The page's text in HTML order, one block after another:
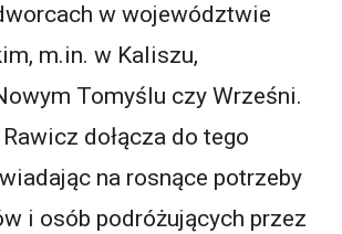
w województwie
m.in. w Kaliszu,
Tomyślu czy Wrześni.
dołącza do tego
na rosnące potrzeby
i osób podróżujących przez